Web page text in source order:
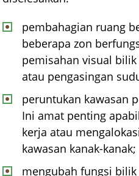
pembahagian ruang
beberapa zon
pemisahan visual
atau pengasingan
peruntukan kawasan
Ini amat penting
kerja atau
kawasan kanak-kanak;
mengubah fungsi